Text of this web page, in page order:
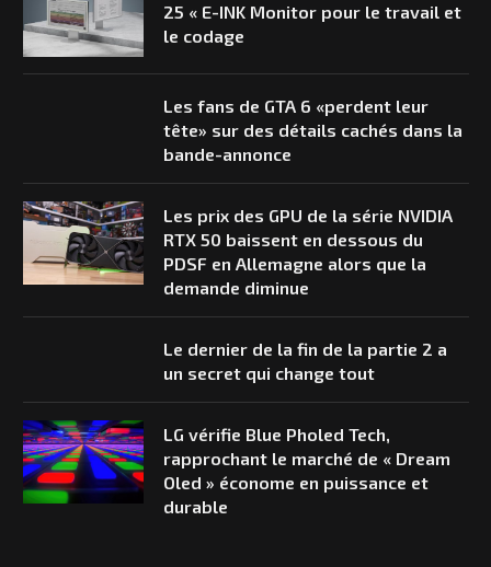
25 « E-INK Monitor pour le travail et
le codage
Les fans de GTA 6 «perdent leur
tête» sur des détails cachés dans la
bande-annonce
Les prix des GPU de la série NVIDIA
RTX 50 baissent en dessous du
PDSF en Allemagne alors que la
demande diminue
Le dernier de la fin de la partie 2 a
un secret qui change tout
LG vérifie Blue Pholed Tech,
rapprochant le marché de « Dream
Oled » économe en puissance et
durable